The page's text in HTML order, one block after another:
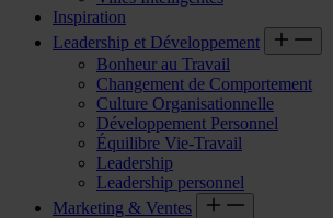
Inspiration
Leadership et Développement
Bonheur au Travail
Changement de Comportement
Culture Organisationnelle
Développement Personnel
Équilibre Vie-Travail
Leadership
Leadership personnel
Marketing & Ventes